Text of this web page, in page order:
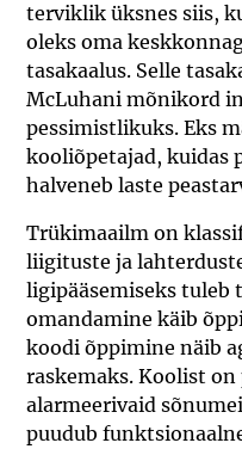
terviklik üksnes siis,
oleks oma
tasakaalus. Selle
McLuhani mõnikord
pessimistlikuks. Eks
kooliõpetajad, kuidas
halveneb laste
Trükimaailm on
liigituste ja
ligipääsemiseks tuleb
omandamine käib
koodi õppimine näib
raskemaks. Koolist
alarmeerivaid
puudub